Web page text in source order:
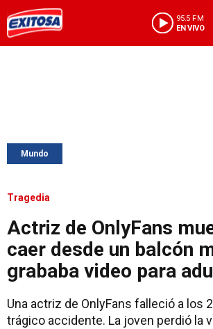
95.5 FM
EN VIVO
Mundo
Tragedia
Actriz de OnlyFans
caer desde un balcón
grababa video para
Una actriz de OnlyFans falleció a los
trágico accidente. La joven perdió la